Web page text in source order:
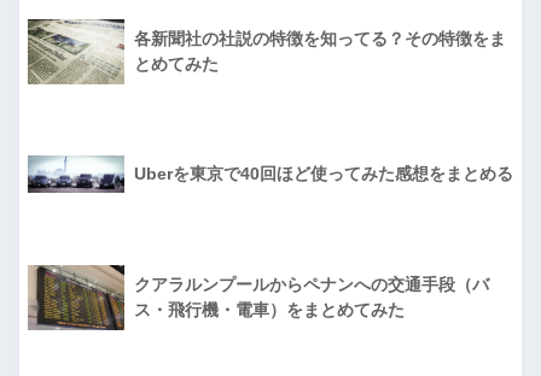
各新聞社の社説の特徴を知ってる？その特徴をま
とめてみた
Uberを東京で40回ほど使ってみた感想をまとめる
クアラルンプールからペナンへの交通手段（バ
ス・飛行機・電車）をまとめてみた